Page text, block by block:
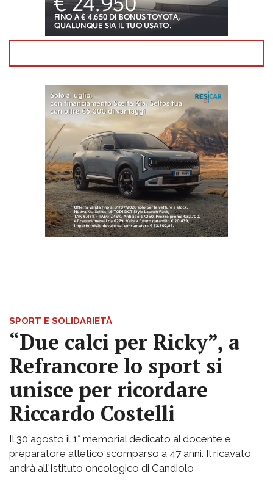
SPORT E SOLIDARIETÀ
“Due calci per Ricky”, a
Refrancore lo sport si
unisce per ricordare
Riccardo Costelli
Il 30 agosto il 1° memorial dedicato al docente e
preparatore atletico scomparso a 47 anni. Il ricavato
andrà all'Istituto oncologico di Candiolo